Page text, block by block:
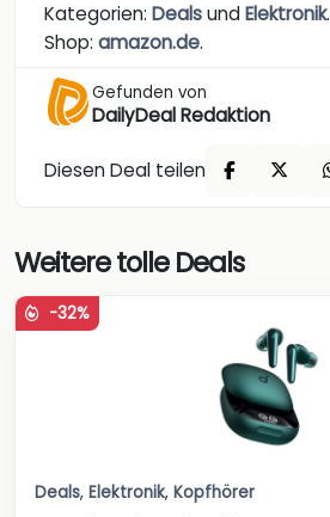
Kategorien: DealsundElektronik.
Shop: amazon.de.
Gefunden von
DailyDeal Redaktion
Diesen Deal teilen
Weitere tolle Deals
-32%
Deals, Elektronik, Kopfhörer